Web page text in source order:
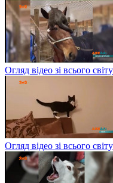
Огляд відео зі всього
Огляд відео зі всього